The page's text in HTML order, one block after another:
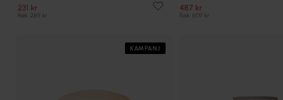
231 kr
Rek. 289 kr
487 kr
Rek. 609 kr
KAMPANJ